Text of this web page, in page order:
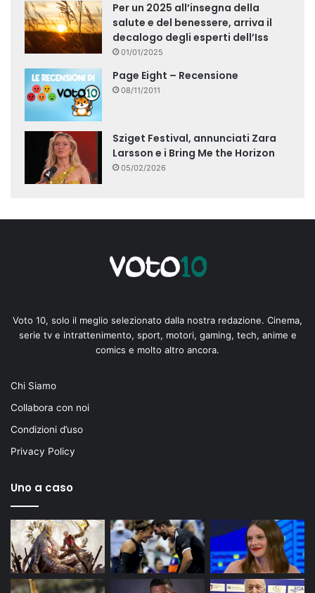
Per un 2025 all’insegna della
salute e del benessere, arriva il
decalogo degli esperti dell’Iss
01/01/2025
Page Eight – Recensione
08/11/2011
Sziget Festival, annunciati Zara
Larsson e i Bring Me the Horizon
05/02/2026
Voto 10, solo il meglio selezionato dalla nostra redazione. Cinema,
serie tv e intrattenimento, sport, motori, gaming, tech, anime e
comics e molto altro ancora.
Chi Siamo
Collabora con noi
Condizioni d’uso
Privacy Policy
Uno a caso